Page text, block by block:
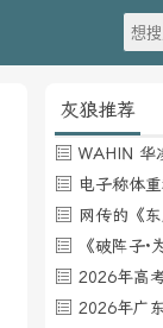
灰狼推荐
《破阵子·
2026年高
2026年广